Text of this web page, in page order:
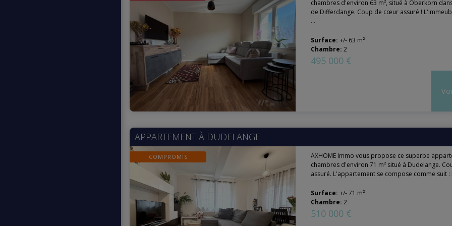
chambres d'environ 63 m², situé à Oberkorn
de Differdange. Coup de cœur assuré !
...
Surface: +/- 63 m²
Chambre: 2
495 000 €
APPARTEMENT À DUDELANGE
COMPROMIS
AXHOME Immo vous propose ce superbe
chambres d'environ 71 m² situé à Dudelange.
assuré. L'appartement se compose comme suit :
Surface: +/- 71 m²
Chambre: 2
510 000 €